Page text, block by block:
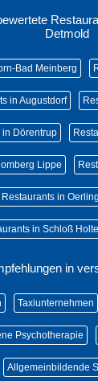
Detmold
Bad Meinberg
in Augustdorf
in Dörentrup
Lippe
Restaurants in
in Schloß
in
Taxiunternehmen
Psychotherapie
Allgemeinbildende